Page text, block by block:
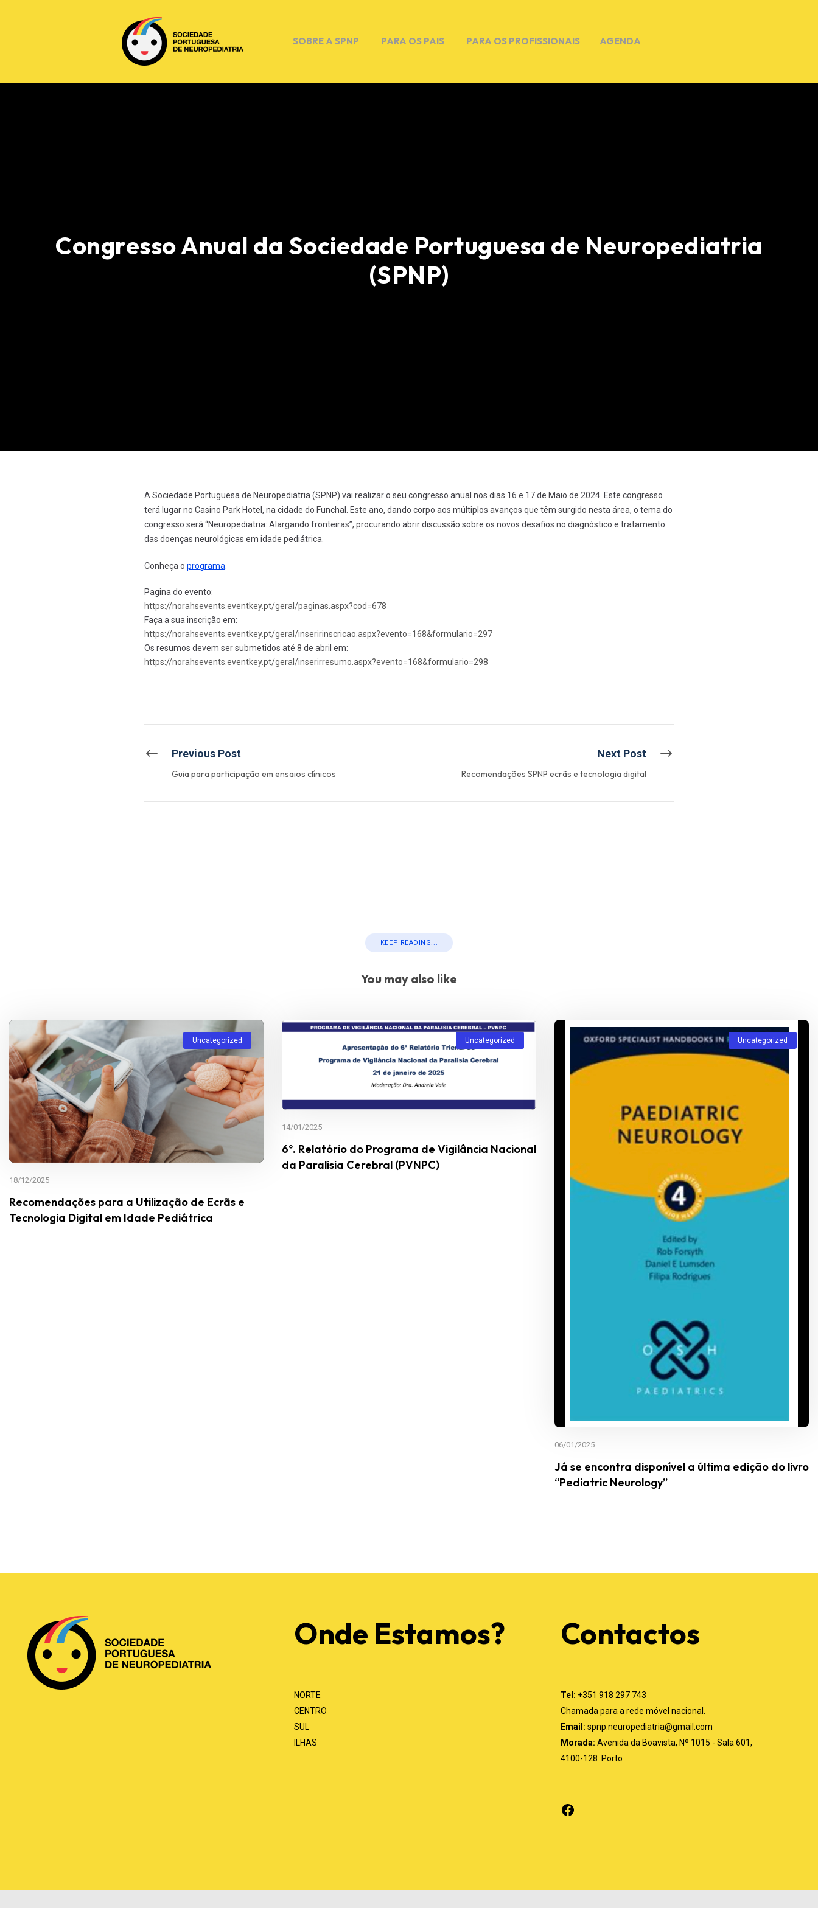
SOBRE A SPNP PARA OS PAIS PARA OS PROFISSIONAIS AGENDA
Congresso Anual da Sociedade Portuguesa de Neuropediatria
(SPNP)
A Sociedade Portuguesa de Neuropediatria (SPNP) vai realizar o seu congresso anual nos dias 16 e 17 de Maio de 2024. Este congresso
terá lugar no Casino Park Hotel, na cidade do Funchal. Este ano, dando corpo aos múltiplos avanços que têm surgido nesta área, o tema do
congresso será “Neuropediatria: Alargando fronteiras”, procurando abrir discussão sobre os novos desafios no diagnóstico e tratamento
das doenças neurológicas em idade pediátrica.
Conheça o programa
Pagina do evento:
https://norahsevents.eventkey.pt/geral/paginas.aspx?cod=678
Faça a sua inscrição em:
https://norahsevents.eventkey.pt/geral/inseririnscricao. aspx?evento=168&formulario=297
Os resumos devem ser submetidos até 8 de abril em:
https://norahsevents.eventkey.pt/geral/inserirresumo.aspx?evento=168&formulario=298
Previous Post
Guia para participação em ensaios clínicos
Next Post
Recomendações SPNP ecrãs e tecnologia digital
KEEP READING...
You may also like
Uncategorized
18/12/2025
Recomendações para a Utilização de Ecrãs e
Tecnologia Digital em Idade Pediátrica
Uncategorized
14/01/2025
6º. Relatório do Programa de Vigilância Nacional
da Paralisia Cerebral (PVNPC)
Uncategorized
06/01/2025
Já se encontra disponível a última edição do livro
“Pediatric Neurology”
Onde Estamos?
NORTE
CENTRO
SUL
ILHAS
Contactos
Tel: +351 918 297 743
Chamada para a rede móvel nacional.
Email: spnp.neuropediatria@gmail.com
Morada: Avenida da Boavista, Nº 1015 - Sala 601,
4100-128 Porto
Facebook